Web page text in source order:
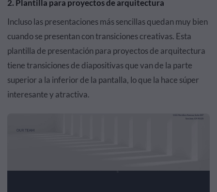
2. Plantilla para proyectos de arquitectura
Incluso las presentaciones más sencillas quedan muy bien
cuando se presentan con transiciones creativas. Esta
plantilla de presentación para proyectos de arquitectura
tiene transiciones de diapositivas que van de la parte
superior a la inferior de la pantalla, lo que la hace súper
interesante y atractiva.